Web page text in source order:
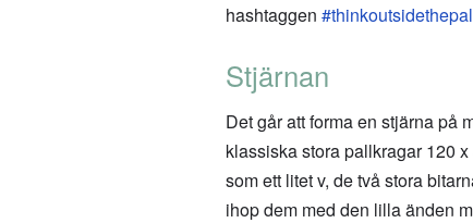
hashtaggen
Stjärnan
Det går att forma en stjärna på
klassiska stora pallkragar 120
som ett litet v, de två stora
ihop dem med den lilla änden